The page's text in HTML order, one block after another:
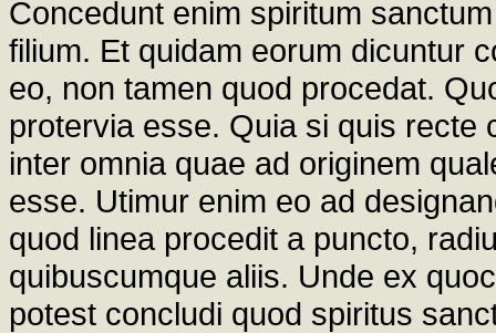
Concedunt enim spiritum
filium. Et quidam eorum dicuntur
eo, non tamen quod procedat.
protervia esse. Quia si quis recte
inter omnia quae ad originem
esse. Utimur enim eo ad
quod linea procedit a puncto,
quibuscumque aliis. Unde ex
potest concludi quod spiritus